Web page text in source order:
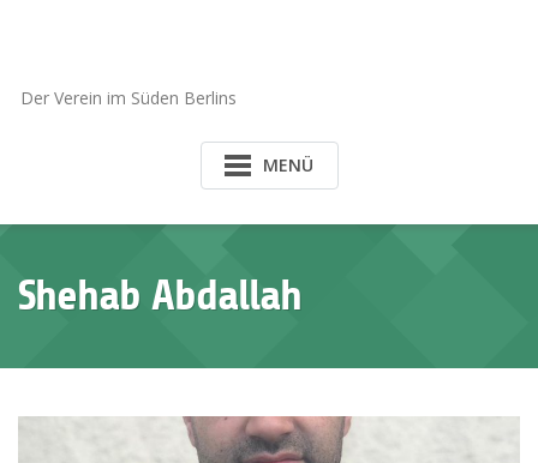
Der Verein im Süden Berlins
MENÜ
Shehab Abdallah